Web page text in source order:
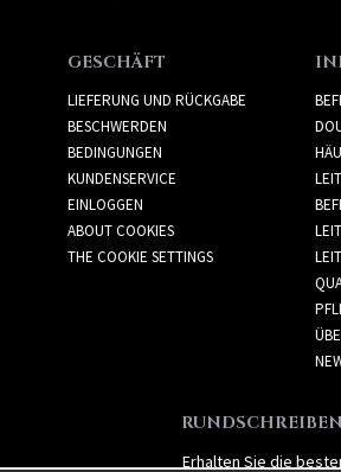
GESCHÄFT
LIEFERUNG UND RÜCKGABE
BESCHWERDEN
BEDINGUNGEN
KUNDENSERVICE
EINLOGGEN
ABOUT COOKIES
THE COOKIE SETTINGS
RUNDSCHREIBEN
Erhalten Sie die